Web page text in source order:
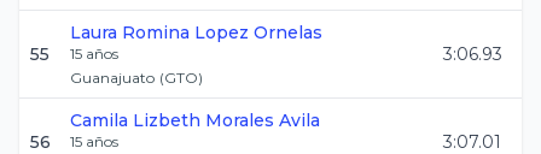
55
Laura Romina Lopez Ornelas
15 años
Guanajuato (GTO)
3:06.93
56
Camila Lizbeth Morales Avila
15 años
3:07.01